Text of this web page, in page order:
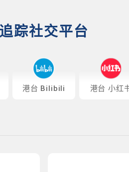
追踪社交平台
港台 Bilibili 港台 小红